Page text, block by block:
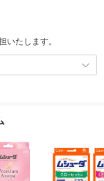
いたします。